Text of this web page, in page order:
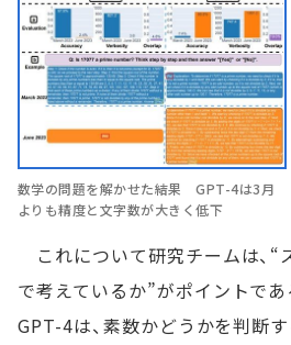
数学の問題を解かせた結果 GPT-4は3月
よりも精度と文字数が大きく低下
これについて研究チームは、“
で考えているか”がポイントであ
GPT-4は、素数かどうかを判断